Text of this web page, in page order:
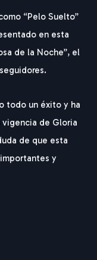
“Pelo Suelto”
en esta
de la Noche”, el
todo un éxito y ha
de Gloria
de que esta
y